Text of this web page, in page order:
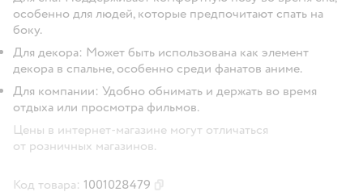
особенно для людей, которые предпочитают спать на
боку.
Для декора: Может быть использована как элемент
декора в спальне, особенно среди фанатов аниме.
Для компании: Удобно обнимать и держать во время
отдыха или просмотра фильмов.
Цены в интернет-магазине могут отличаться
от розничных магазинов.
Код товара: 1001028479